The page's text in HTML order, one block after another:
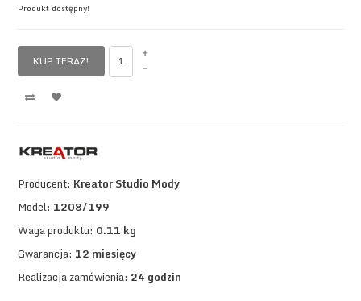
Produkt dostępny!
KUP TERAZ!
Producent: Kreator Studio Mody
Model: 1208/199
Waga produktu: 0.11 kg
Gwarancja: 12 miesięcy
Realizacja zamówienia: 24 godzin